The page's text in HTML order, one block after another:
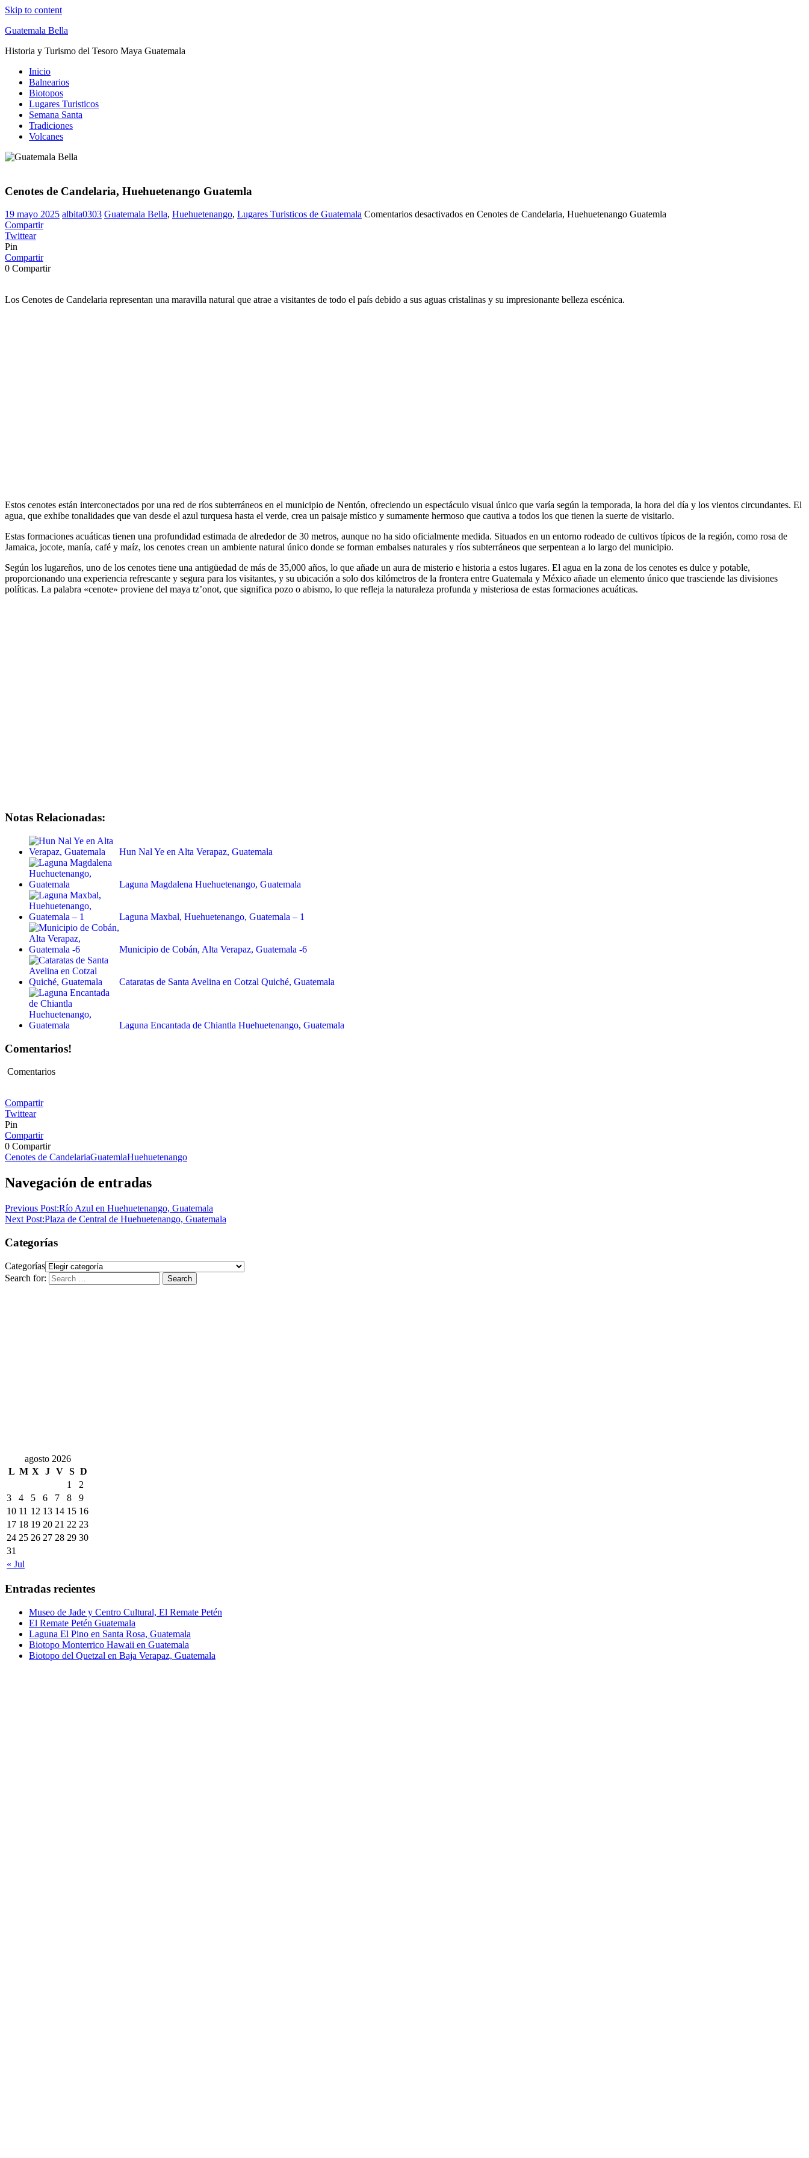
Skip to content
Guatemala Bella
Historia y Turismo del Tesoro Maya Guatemala
Inicio
Balnearios
Biotopos
Lugares Turisticos
Semana Santa
Tradiciones
Volcanes
Cenotes de Candelaria, Huehuetenango Guatemla
19 mayo 2025 albita0303 Guatemala Bella, Huehuetenango, Lugares Turisticos de Guatemala Comentarios desactivados en Cenotes de Candelaria, Huehuetenango Guatemla
Compartir
Twittear
Pin
Compartir
0 Compartir
Los Cenotes de Candelaria representan una maravilla natural que atrae a visitantes de todo el país debido a sus aguas cristalinas y su impresionante belleza escénica.
Estos cenotes están interconectados por una red de ríos subterráneos en el municipio de Nentón, ofreciendo un espectáculo visual único que varía según la temporada, la hora del día y los vientos circundantes. El
agua, que exhibe tonalidades que van desde el azul turquesa hasta el verde, crea un paisaje místico y sumamente hermoso que cautiva a todos los que tienen la suerte de visitarlo.
Estas formaciones acuáticas tienen una profundidad estimada de alrededor de 30 metros, aunque no ha sido oficialmente medida. Situados en un entorno rodeado de cultivos típicos de la región, como rosa de
Jamaica, jocote, manía, café y maíz, los cenotes crean un ambiente natural único donde se forman embalses naturales y ríos subterráneos que serpentean a lo largo del municipio.
Según los lugareños, uno de los cenotes tiene una antigüedad de más de 35,000 años, lo que añade un aura de misterio e historia a estos lugares. El agua en la zona de los cenotes es dulce y potable,
proporcionando una experiencia refrescante y segura para los visitantes, y su ubicación a solo dos kilómetros de la frontera entre Guatemala y México añade un elemento único que trasciende las divisiones
políticas. La palabra «cenote» proviene del maya tz’onot, que significa pozo o abismo, lo que refleja la naturaleza profunda y misteriosa de estas formaciones acuáticas.
Notas Relacionadas:
Hun Nal Ye en Alta Verapaz, Guatemala
Laguna Magdalena Huehuetenango, Guatemala
Laguna Maxbal, Huehuetenango, Guatemala – 1
Municipio de Cobán, Alta Verapaz, Guatemala -6
Cataratas de Santa Avelina en Cotzal Quiché, Guatemala
Laguna Encantada de Chiantla Huehuetenango, Guatemala
Comentarios!
Comentarios
Compartir
Twittear
Pin
Compartir
0 Compartir
Cenotes de CandelariaGuatemlaHuehuetenango
Navegación de entradas
Previous Post:Río Azul en Huehuetenango, Guatemala
Next Post:Plaza de Central de Huehuetenango, Guatemala
Categorías
Categorías
Search for:
Search
agosto 2026
L M X J V S D
« Jul
1
2
3
4 5 6 7 8
9
10 11 12 13 14 15 16
17 18 19 20 21 22 23
24 25 26 27 28 29 30
31
Entradas recientes
Museo de Jade y Centro Cultural, El Remate Petén
El Remate Petén Guatemala
Laguna El Pino en Santa Rosa, Guatemala
Biotopo Monterrico Hawaii en Guatemala
Biotopo del Quetzal en Baja Verapaz, Guatemala